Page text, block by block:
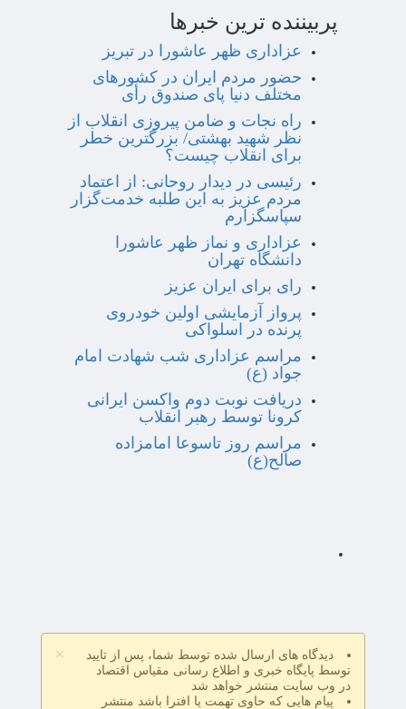
پربیننده ترین خبرها
عزاداری ظهر عاشورا در تبریز
حضور مردم ایران در کشورهای
مختلف دنیا پای صندوق رأی
راه نجات و ضامن پیروزی انقلاب از
نظر شهید بهشتی/ بزرگترین خطر
برای انقلاب چیست؟
رئیسی در دیدار روحانی: از اعتماد
مردم عزیز به این طلبه خدمت‌گزار
سپاسگزارم
عزاداری و نماز ظهر عاشورا
دانشگاه تهران
رای برای ایران عزیز
پرواز آزمایشی اولین خودروی
پرنده در اسلواکی
مراسم عزاداری شب شهادت امام
جواد (ع)
دریافت نوبت دوم واکسن ایرانی
کرونا توسط رهبر انقلاب
مراسم روز تاسوعا امامزاده
صالح(ع)
×
دیدگاه های ارسال شده توسط شما، پس از تایید
توسط پایگاه خبری و اطلاع رسانی مقیاس اقتصاد
در وب سایت منتشر خواهد شد
پیام هایی که حاوی تهمت یا افترا باشد منتشر